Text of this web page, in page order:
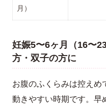
月）
妊娠5〜6ヶ月（16〜
方・双子の方に
お腹のふくらみは控えめ
動きやすい時期です。早